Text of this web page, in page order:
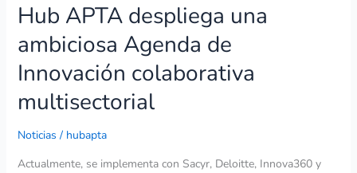
Hub APTA despliega una
ambiciosa Agenda de
Innovación colaborativa
multisectorial
Noticias / hubapta
Actualmente, se implementa con Sacyr, Deloitte, Innova360 y